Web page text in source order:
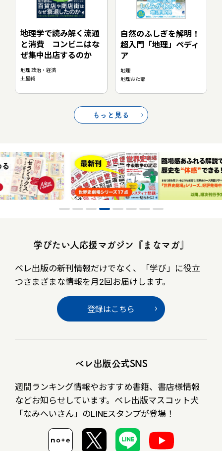
地理学で読み解く流通
と消費 コンビニはな
ぜ集中出店するのか
地理 政治・経済
土屋純
自然のふしぎを解明！
超入門「地理」ペディ
ア
地理
地理おた部
もっと見る
学びたい人応援マガジン『まなマガ』
ベレ出版の新刊情報だけでなく、
「学び」に役立
つさまざまな情報を月2回お届けします。
登録はこちら
ベレ出版公式SNS
週間ランキング情報やおすすめ書籍、書店様情報
などお知らせしています。ベレ出版マスコット犬
「なみへいさん」のLINEスタンプが登場！